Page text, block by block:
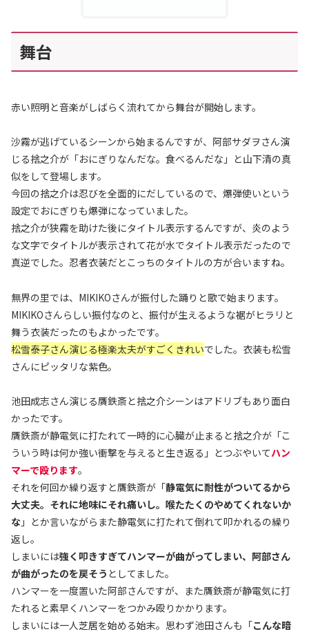
舞台
赤い照明と音楽がしばらく流れてから舞台が開始します。
沙霧が逃げているシーンから始まるんですが、阿部サダヲさん演
じる捨之介が「おにぎりなんだな。食べるんだな」と山下清の真
似をして登場します。
今回の捨之介は忍びを全面的にだしているので、爆弾使いという
設定でおにぎりも爆弾になっていました。
捨之介が狭霧を助けた後にタイトル表示するんですが、炎のよう
な文字でタイトルが表示されて花が水でタイトル表示だったので
真逆でした。忍者衣装だとこっちのタイトルの方が合いますね。
無界の里では、MIKIKOさんが振付した踊りと歌で始まります。
MIKIKOさんらしい振付なのと、振付が生えるような裾がヒラリと
舞う衣装だったのもよかったです。
松雪泰子さん演じる極楽太夫がすごくきれいでした。衣装も松雪
さんにピッタリな紫色。
池田成志さん演じる贋鉄斎と捨之介シーンはアドリブもあり面白
かったです。
贋鉄斎が静電気に打たれて一時的に心臓が止まると捨之介が「こ
ういう時は何か強い衝撃を与えると生き返る」とつぶやいてハン
マーで殴ります。
それを何回か繰り返すと贋鉄斎が「静電気に耐性がついてるから
大丈夫。それに地味にそれ痛いし。喉たたくのやめてくれないか
な 」とか言いながらまた静電気に打たれて倒れて叩かれるの繰り
返し。
しまいには強く叩きすぎてハンマーが曲がってしまい、阿部さん
が曲がったのを戻そう としてました。
ハンマーを一度置いた阿部さんですが、また贋鉄斎が静電気に打
たれると素早くハンマーをつかみ殴りかかります。
しまいには一人芝居を始める始末。思わず池田さんも「こんな暗